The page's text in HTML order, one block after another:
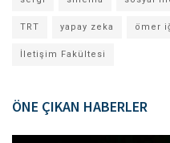
TRT yapay zeka ömer
İletişim Fakültesi
ÖNE ÇIKAN HABERLER